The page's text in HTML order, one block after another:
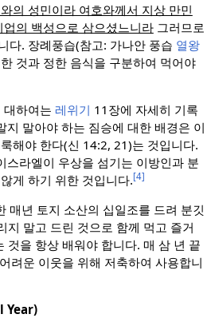
의 성민이라 여호와께서 지상 만민
의 백성으로 삼으셨느니라그러므로
다. 장례풍습(참고: 가나안 풍습 열왕
것과 정한 음식을 구분하여 먹어야
대하여는 레위기 11장에 자세히 기록
지 말아야 하는 짐승에 대한 배경은 이
해야 한다(신 14:2, 21)는 것입니다.
스라엘이 우상을 섬기는 이방인과 분
게 하기 위한 것입니다.[4]
매년 토지 소산의 십일조를 드려 분깃
지 말고 드린 것으로 함께 먹고 즐거
것을 항상 배워야 합니다. 매 삼 년 끝
려운 이웃을 위해 저축하여 사용합니
Year)